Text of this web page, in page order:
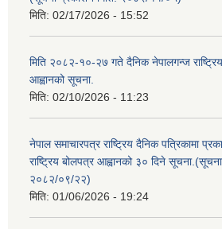
मिति: 02/17/2026 - 15:52
मिति २०८२-१०-२७ गते दैनिक नेपालगन्ज
आह्वानको सूचना.
मिति: 02/10/2026 - 11:23
नेपाल समाचारपत्र राष्ट्रिय दैनिक पत्रिकामा
राष्ट्रिय बोलपत्र आह्वानको ३० दिने
२०८२/०९/२२)
मिति: 01/06/2026 - 19:24